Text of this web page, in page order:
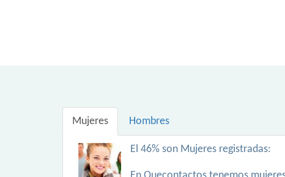
Mujeres Hombres
El 46% son Mujeres registradas: